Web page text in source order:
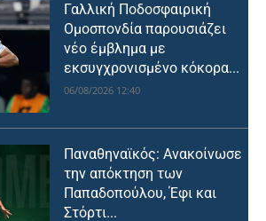
Γαλλική Ποδοσφαιρική
Ομοσπονδία παρουσιάζει
νέο έμβλημα με
εκσυγχρονισμένο κόκορα...
06/08/2026 12:40
Παναθηναϊκός: Ανακοίνωσε
την απόκτηση των
Παπαδοπούλου, Έφι και
Στόρτι...